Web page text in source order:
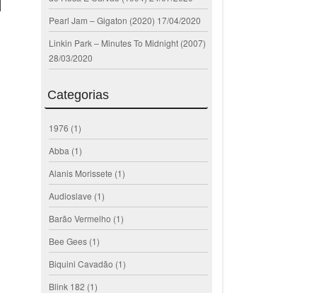
Pearl Jam – Gigaton (2020) 17/04/2020
Linkin Park – Minutes To Midnight (2007)
28/03/2020
Categorias
1976 (1)
Abba (1)
Alanis Morissete (1)
Audioslave (1)
Barão Vermelho (1)
Bee Gees (1)
Biquini Cavadão (1)
Blink 182 (1)